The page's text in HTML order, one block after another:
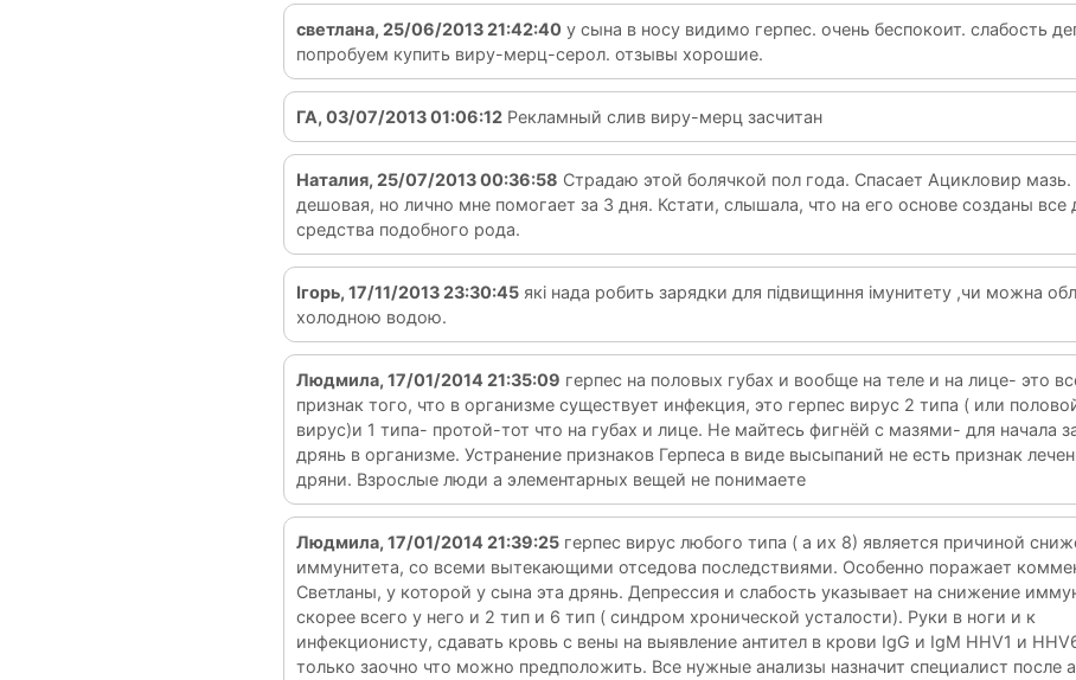
светлана, 25/06/2013 21:42:40 у сына в носу видимо герпес. очень беспокоит. слабость
попробуем купить виру-мерц-серол. отзывы хорошие.
ГА, 03/07/2013 01:06:12 Рекламный слив виру-мерц засчитан
Наталия, 25/07/2013 00:36:58 Страдаю этой болячкой пол года. Спасает Ацикловир мазь.
дешовая, но лично мне помогает за 3 дня. Кстати, слышала, что на его основе созданы все
средства подобного рода.
Ігорь, 17/11/2013 23:30:45 які нада робить зарядки для підвищиння імунитету ,чи можна
холодною водою.
Людмила, 17/01/2014 21:35:09 герпес на половых губах и вообще на теле и на лице- это
признак того, что в организме существует инфекция, это герпес вирус 2 типа ( или
вирус)и 1 типа- протой-тот что на губах и лице. Не майтесь фигнёй с мазями- для начала
дрянь в организме. Устранение признаков Герпеса в виде высыпаний не есть признак
дряни. Взрослые люди а элементарных вещей не понимаете
Людмила, 17/01/2014 21:39:25 герпес вирус любого типа ( а их 8) является причиной
иммунитета, со всеми вытекающими отседова последствиями. Особенно поражает
Светланы, у которой у сына эта дрянь. Депрессия и слабость указывает на снижение
скорее всего у него и 2 тип и 6 тип ( синдром хронической усталости). Руки в ноги и к
инфекционисту, сдавать кровь с вены на выявление антител в крови IgG и IgM HHV1 и
только заочно что можно предположить. Все нужные анализы назначит специалист после